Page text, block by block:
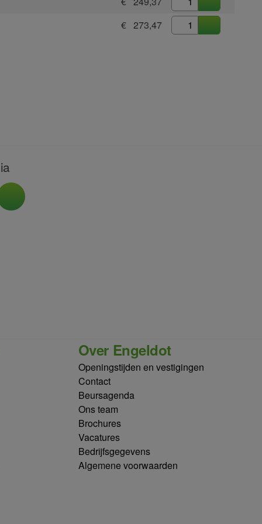
€ 273,47
Over Engeldot
Openingstijden en vestigingen
Contact
Beursagenda
Ons team
Brochures
Vacatures
Bedrijfsgegevens
Algemene voorwaarden